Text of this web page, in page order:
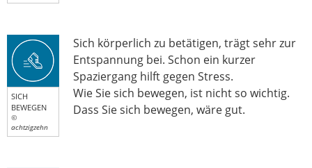
SICH
BEWEGEN
©
achtzigzehn
Sich körperlich zu betätigen, trägt sehr zur
Entspannung bei. Schon ein kurzer
Spaziergang hilft gegen Stress.
Wie Sie sich bewegen, ist nicht so wichtig.
Dass Sie sich bewegen, wäre gut.